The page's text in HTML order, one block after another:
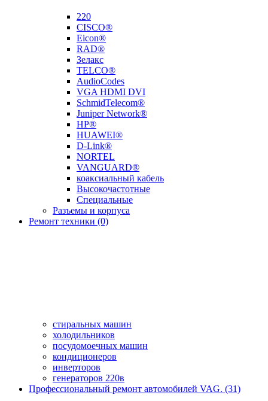
220
CISCO®
Eicon®
RAD®
Зелакс
TELCO®
AudioCodes
VGA HDMI DVI
SchmidTelecom®
Juniper Network®
HP®
HUAWEI®
D-Link®
NORTEL
VANGUARD®
коаксиальный кабель
Высокочастотные
Специальные
Разъемы и корпуса
Ремонт техники (0)
стиральных машин
холодильников
посудомоечных машин
кондиционеров
инверторов
генераторов 220в
Профессиональный ремонт автомобилей VAG. (31)